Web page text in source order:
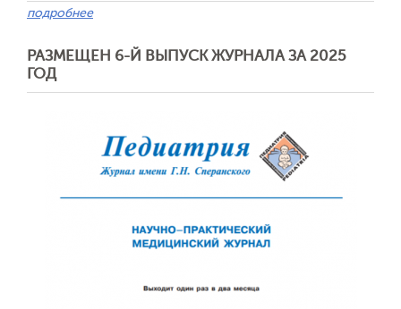
подробнее
РАЗМЕЩЕН 6-Й ВЫПУСК ЖУРНАЛА ЗА 2025
ГОД